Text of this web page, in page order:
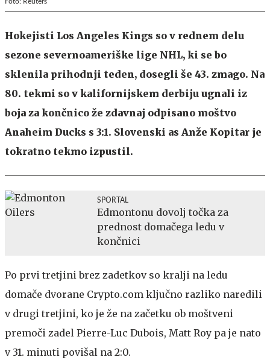
Hokejisti Los Angeles Kings so v rednem delu
sezone severnoameriške lige NHL, ki se bo
sklenila prihodnji teden, dosegli še 43. zmago. Na
80. tekmi so v kalifornijskem derbiju ugnali iz
boja za končnico že zdavnaj odpisano moštvo
Anaheim Ducks s 3:1. Slovenski as Anže Kopitar je
tokratno tekmo izpustil.
SPORTAL
Edmontonu dovolj točka za
prednost domačega ledu v
končnici
Po prvi tretjini brez zadetkov so kralji na ledu
domače dvorane Crypto.com ključno razliko naredili
v drugi tretjini, ko je že na začetku ob moštveni
premoči zadel Pierre-Luc Dubois, Matt Roy pa je nato
v 31. minuti povišal na 2:0.